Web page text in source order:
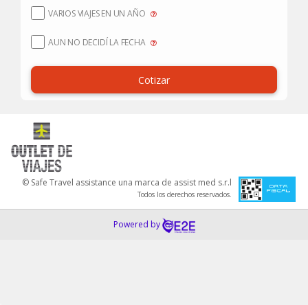
VARIOS VIAJES EN UN AÑO
AUN NO DECIDÍ LA FECHA
Cotizar
© Safe Travel assistance una marca de assist med s.r.l
Todos los derechos reservados.
Powered by